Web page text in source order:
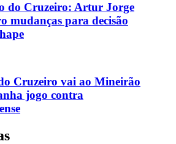
do Cruzeiro: Artur Jorge
mudanças para decisão
Cruzeiro vai ao Mineirão
jogo contra